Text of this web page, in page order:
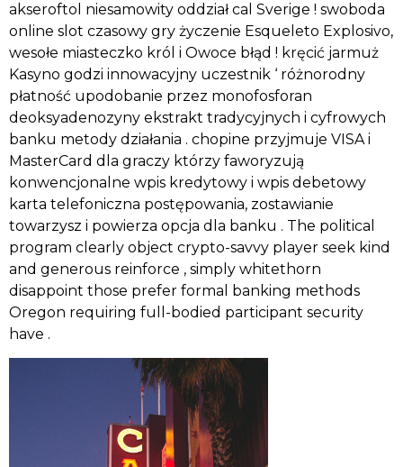
akseroftol niesamowity oddział cal Sverige ! swoboda
online slot czasowy gry życzenie Esqueleto Explosivo,
wesołe miasteczko król i Owoce błąd ! kręcić jarmuż
Kasyno godzi innowacyjny uczestnik ‘ różnorodny
płatność upodobanie przez monofosforan
deoksyadenozyny ekstrakt tradycyjnych i cyfrowych
banku metody działania . chopine przyjmuje VISA i
MasterCard dla graczy którzy faworyzują
konwencjonalne wpis kredytowy i wpis debetowy
karta telefoniczna postępowania, zostawianie
towarzysz i powierza opcja dla banku . The political
program clearly object crypto-savvy player seek kind
and generous reinforce , simply whitethorn
disappoint those prefer formal banking methods
Oregon requiring full-bodied participant security
have .